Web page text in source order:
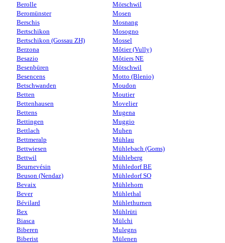
Berolle
Beromünster
Berschis
Bertschikon
Bertschikon (Gossau ZH)
Berzona
Besazio
Besenbüren
Besencens
Betschwanden
Betten
Bettenhausen
Bettens
Bettingen
Bettlach
Bettmeralp
Bettwiesen
Bettwil
Beurnevésin
Beuson (Nendaz)
Bevaix
Bever
Bévilard
Bex
Biasca
Biberen
Biberist
Mörschwil
Mosen
Mosnang
Mosogno
Mossel
Môtier (Vully)
Môtiers NE
Mötschwil
Motto (Blenio)
Moudon
Moutier
Movelier
Mugena
Muggio
Muhen
Mühlau
Mühlebach (Goms)
Mühleberg
Mühledorf BE
Mühledorf SO
Mühlehorn
Mühlethal
Mühlethurnen
Mühlrüti
Mülchi
Mulegns
Mülenen